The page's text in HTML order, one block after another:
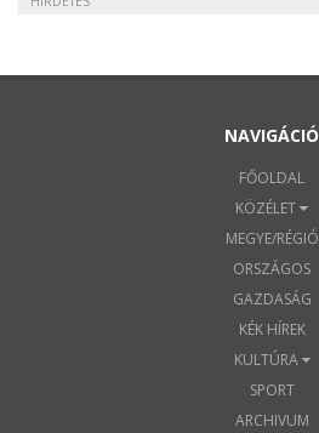
NAVIGÁCIÓ
FŐOLDAL
KÖZÉLET
MEGYE/RÉGIÓ
ORSZÁGOS
GAZDASÁG
KÉK HÍREK
KULTÚRA
SPORT
ARCHIVUM